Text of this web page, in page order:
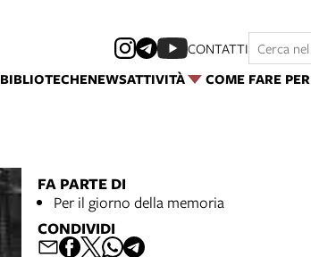
BIBLIOTECHENEWSATTIVITÀ COME FARE PER
CONTATTI
FA PARTE DI
Per il giorno della memoria
CONDIVIDI